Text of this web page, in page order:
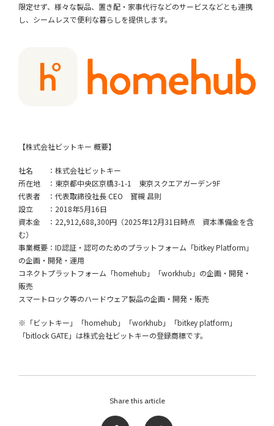
限定せず、様々な製品、置き配・家事代行などのサービスなどとも連携
し、シームレスで便利な暮らしを提供します。
【株式会社ビットキー 概要】
社名 ：株式会社ビットキー
所在地 ：東京都中央区京橋3-1-1 東京スクエアガーデン9F
代表者 ：代表取締役社長 CEO 寳槻 昌則
設立 ：2018年5月16日
資本金 ：22,912,688,300円（2025年12月31日時点 資本準備金を含
む）
事業概要：ID認証・認可のためのプラットフォーム「bitkey Platform」
の企画・開発・運用
コネクトプラットフォーム「homehub」「workhub」の企画・開発・
販売
スマートロック等のハードウェア製品の企画・開発・販売
※「ビットキー」「homehub」「workhub」「bitkey platform」
「bitlock GATE」は株式会社ビットキーの登録商標です。
Share this article